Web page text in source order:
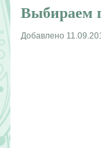
Выбираем
Добавлено